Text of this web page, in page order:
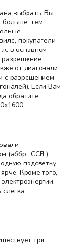
выбрать, Вы
больше, тем
покупатели
в основном
разрешение,
от диагонали
с разрешением
Если Вам
обратите
(аббр.: CCFL),
подсветку
Кроме того,
три